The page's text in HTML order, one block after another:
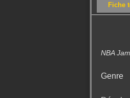
Fiche
NBA
Genre